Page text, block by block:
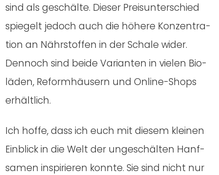
sind als geschäl­te. Die­ser Preis­un­ter­schied
spie­gelt jedoch auch die höhe­re Kon­zen­tra­
ti­on an Nähr­stof­fen in der Scha­le wider.
Den­noch sind bei­de Vari­an­ten in vie­len Bio­
lä­den, Reform­häu­sern und Online-Shops
erhält­lich.
Ich hof­fe, dass ich euch mit die­sem klei­nen
Ein­blick in die Welt der unge­schäl­ten Hanf­
sa­men inspi­rie­ren konn­te. Sie sind nicht nur